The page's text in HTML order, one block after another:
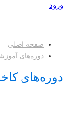
ورود
صفحه اصلی
دوره‌های
دوره‌های